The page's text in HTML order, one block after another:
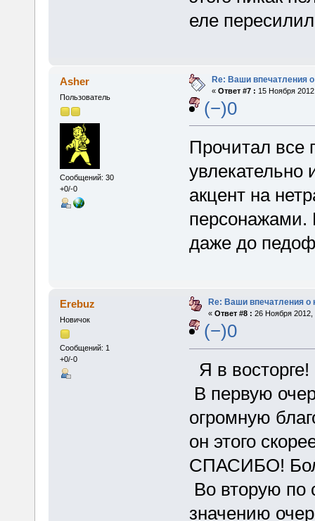
еле
Asher
Пользователь
Сообщений: 30
+0/-0
Re: Ваши впечатления о
« Ответ #7 : 15 Ноября
(−)0
Прочитал все
увлекательно
акцент на
персонажами.
даже до
Erebuz
Новичок
Сообщений: 1
+0/-0
Re: Ваши впечатления о
« Ответ #8 : 26 Ноября 2012,
(−)0
Я в восторге!
В первую
огромную
он этого
СПАСИБО!
Во вторую по
значению